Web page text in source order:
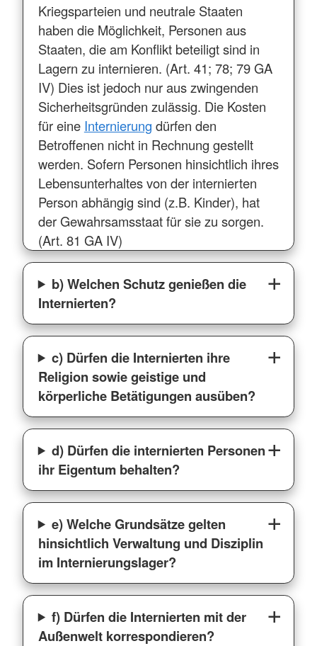
Kriegsparteien und neutrale Staaten
haben die Möglichkeit, Personen aus
Staaten, die am Konflikt beteiligt sind in
Lagern zu internieren. (Art. 41; 78; 79 GA
IV) Dies ist jedoch nur aus zwingenden
Sicherheitsgründen zulässig. Die Kosten
für eine Internierung dürfen den
Betroffenen nicht in Rechnung gestellt
werden. Sofern Personen hinsichtlich ihres
Lebensunterhaltes von der internierten
Person abhängig sind (z.B. Kinder), hat
der Gewahrsamsstaat für sie zu sorgen.
(Art. 81 GA IV)
b) Welchen Schutz genießen die
Internierten?
c) Dürfen die Internierten ihre
Religion sowie geistige und
körperliche Betätigungen ausüben?
d) Dürfen die internierten Personen
ihr Eigentum behalten?
e) Welche Grundsätze gelten
hinsichtlich Verwaltung und Disziplin
im Internierungslager?
f) Dürfen die Internierten mit der
Außenwelt korrespondieren?